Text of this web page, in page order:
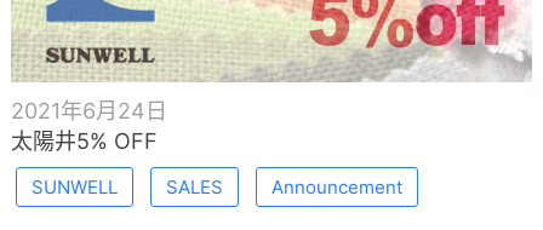
2021年6月24日
太陽井5% OFF
SUNWELL SALES Announcement